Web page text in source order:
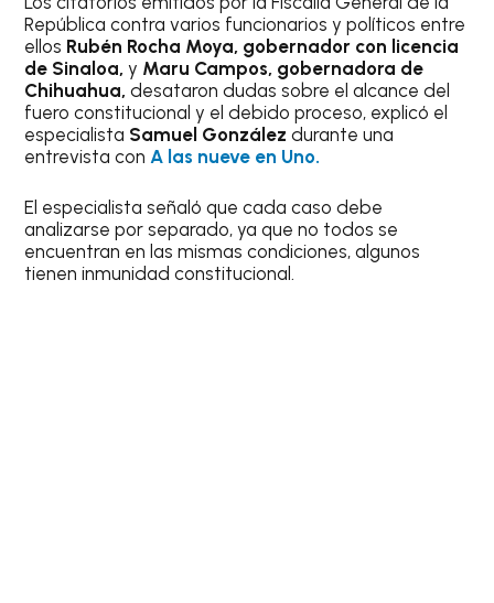
República contra varios funcionarios y políticos entre
ellos Rubén Rocha Moya, gobernador con licencia
de Sinaloa, y Maru Campos, gobernadora de
Chihuahua,desataron dudas sobre el alcance del
fuero constitucional y el debido proceso, explicó el
especialista Samuel González durante una
entrevista conA las nueve en Uno.
El especialista señaló que cada caso debe
analizarse por separado, ya que no todos se
encuentran en las mismas condiciones, algunos
tienen inmunidad constitucional.